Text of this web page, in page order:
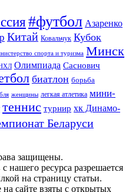
#футбол Азаренко
Китай Ковальчук Кубок
спорта и туризма Минск
Олимпиада Саснович
биатлон борьба
женщины легкая атлетика мини-
теннис турнир хк Динамо-
Беларуси
защищены.
нашего ресурса разрешается
на страницу статьи.
сайте взяты с открытых